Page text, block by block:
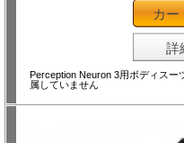
カー
詳
Perception Neuron 3用ボディス
属していません